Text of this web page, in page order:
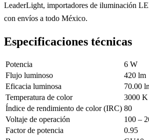
LeaderLight, importadores de iluminación
con envíos a todo México.
Especificaciones técnicas
Potencia
6 W
Flujo luminoso
420 lm
Eficacia luminosa
70.00
Temperatura de color
3000 K
Índice de rendimiento de color (IRC) 80
Voltaje de operación
100 –
Factor de potencia
0.95